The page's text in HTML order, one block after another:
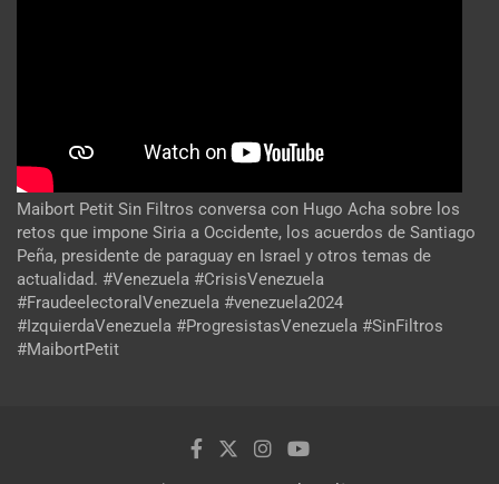
Maibort Petit Sin Filtros conversa con Hugo Acha sobre los
retos que impone Siria a Occidente, los acuerdos de Santiago
Peña, presidente de paraguay en Israel y otros temas de
actualidad. #Venezuela #CrisisVenezuela
#FraudeelectoralVenezuela #venezuela2024
#IzquierdaVenezuela #ProgresistasVenezuela #SinFiltros
#MaibortPetit